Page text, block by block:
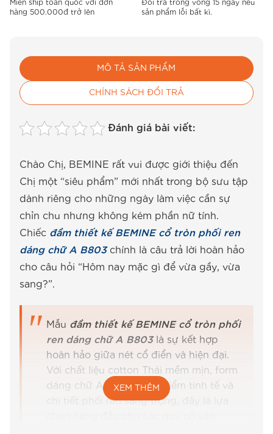
Miễn ship toàn quốc với đơn
hàng 500.000đ trở lên
Đổi trả trong vòng 15 ngày nếu
sản phẩm lỗi bất kì.
MÔ TẢ SẢN PHẨM
CHÍNH SÁCH ĐỔI TRẢ
Đánh giá bài viết:
Chào Chị, BEMINE rất vui được giới thiệu đến
Chị một “siêu phẩm” mới nhất trong bộ sưu tập
dành riêng cho những ngày làm việc cần sự
chỉn chu nhưng không kém phần nữ tính.
Chiếc đầm thiết kế BEMINE cổ tròn phối ren
dáng chữ A B803chính là câu trả lời hoàn hảo
cho câu hỏi “Hôm nay mặc gì để vừa gầy, vừa
sang?”.
Mẫu đầm thiết kế BEMINE cổ tròn phối
ren dáng chữ A B803là sự kết hợp
hoàn hảo giữa nét cổ điển và hiện đại.
Với chất liệu cotton Thái mềm mịn, form
dáng chữ A che khuyết điểm tinh tế và
chi tiết phối ren sang trọng, đây là lựa
XEM THÊM